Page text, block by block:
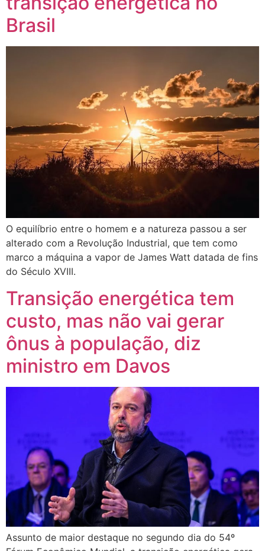
Brasil
O equilíbrio entre o homem e a natureza passou a ser
alterado com a Revolução Industrial, que tem como
marco a máquina a vapor de James Watt datada de fins
do Século XVIII.
Transição energética tem
custo, mas não vai gerar
ônus à população, diz
ministro em Davos
Assunto de maior destaque no segundo dia do 54º